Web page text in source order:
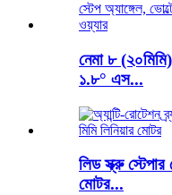
নেমা ৮
১.৮° এস...
লিড স্ক্রু
মোটর...